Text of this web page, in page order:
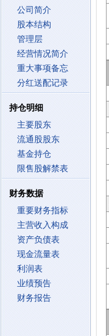
公司简介
股本结构
管理层
经营情况简介
重大事项备忘
分红送配记录
持仓明细
主要股东
流通股股东
基金持仓
限售股解禁表
财务数据
重要财务指标
主营收入构成
资产负债表
现金流量表
利润表
业绩预告
财务报告